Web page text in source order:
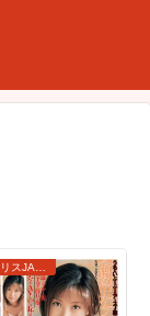
AIリマスター（アリスJAPAN）